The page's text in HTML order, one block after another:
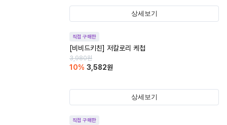
상세보기
직접 구매한
[비비드키친] 저칼로리 케첩
3,980원
10% 3,582원
상세보기
직접 구매한